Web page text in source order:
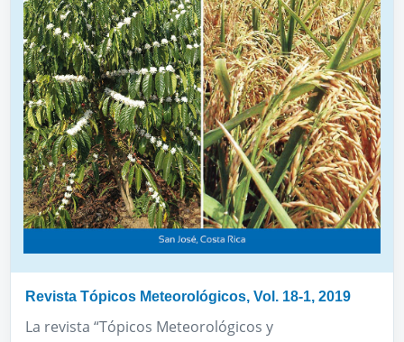
Revista Tópicos Meteorológicos, Vol. 18-1, 2019
La revista “Tópicos Meteorológicos y